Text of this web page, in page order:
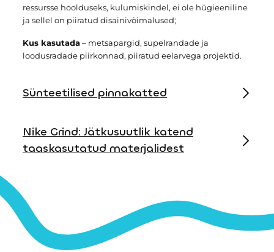
ressursse hoolduseks, kulumiskindel, ei ole hügieeniline
ja sellel on piiratud disainivõimalused;
Kus kasutada– metsapargid, supelrandade ja
loodusradade piirkonnad, piiratud eelarvega projektid.
Sünteetilised pinnakatted
Kummimaterjalist plaadid, EPDM valu,
kunstmuru, kummimultš
Kus kasutada
– linnaväljakud ja pargid, elurajoonide
sisehoovid, haridusasutused, spordiväljakud.
Nike Grind: Jätkusuutlik katend
taaskasutatud materjalidest
taaskasutatud spordijalanõudest ja
tootmisjääkidest, ühendades endas ohutuse,
vastupidavuse ja keskkonnasõbraliku
lähenemise.